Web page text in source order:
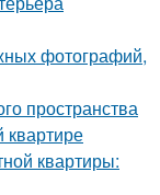
фотографий,
пространства
квартире
квартиры: